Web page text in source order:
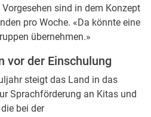
sind in dem Konzept
pro Woche. «Da könnte eine
übernehmen.»
vor der Einschulung
steigt das Land in das
Sprachförderung an Kitas und
bei der